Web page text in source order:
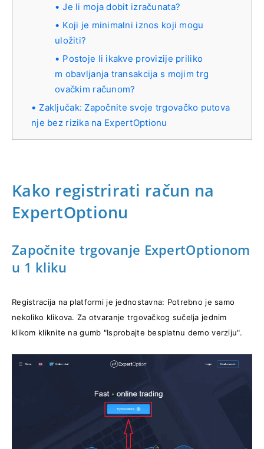
Je li moja dobit izračunata?
Koji je minimalni iznos koji mogu
uložiti?
Postoje li ikakve provizije priliko
m obavljanja transakcija s mojim trg
ovačkim računom?
Zaključak: Započnite svoje trgovačko putova
nje bez rizika na ExpertOptionu
Kako registrirati račun na
ExpertOptionu
Započnite trgovanje ExpertOptionom
u 1 kliku
Registracija na platformi je jednostavna: Potrebno je samo
nekoliko klikova. Za otvaranje trgovačkog sučelja jednim
klikom kliknite na gumb "Isprobajte besplatnu demo verziju".